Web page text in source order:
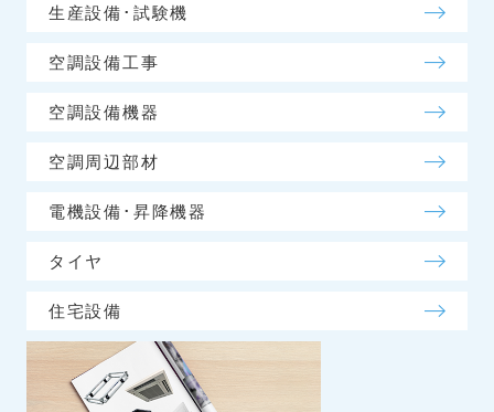
生産設備･試験機
空調設備工事
空調設備機器
空調周辺部材
電機設備･昇降機器
タイヤ
住宅設備